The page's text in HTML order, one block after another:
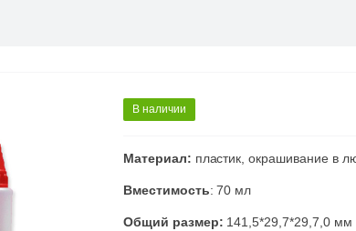
В наличии
Материал: пластик, окрашивание в
Вместимость: 70 мл
Общий размер: 141,5*29,7*29,7,0 мм